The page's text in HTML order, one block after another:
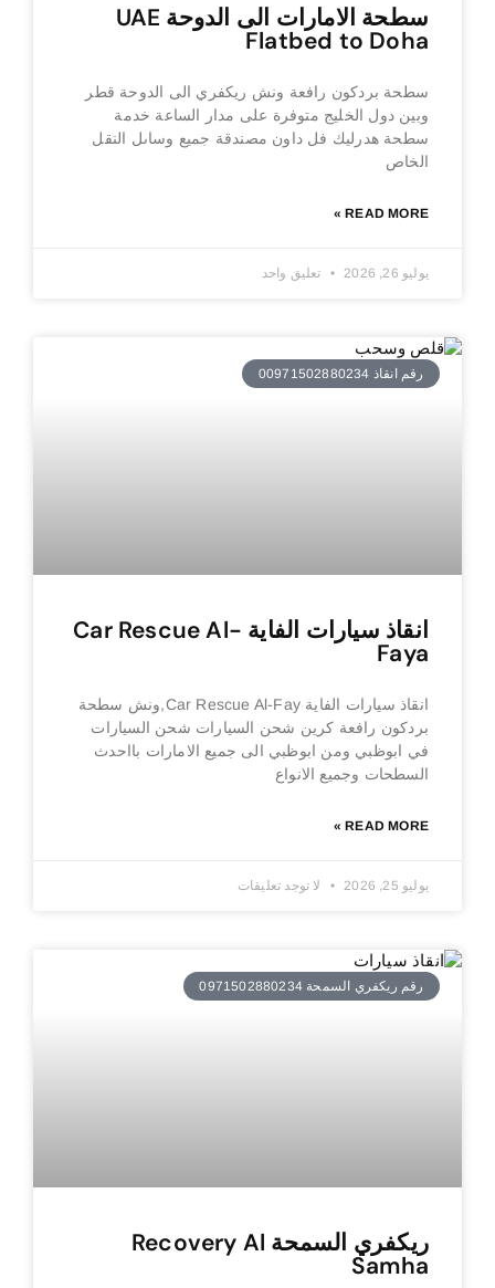
سطحة الامارات الى الدوحة UAE
Flatbed to Doha
سطحة بردكون رافعة ونش ريكفري الى الدوحة قطر
وبين دول الخليج متوفرة على مدار الساعة خدمة
سطحة هدرليك فل داون مصندقة جميع وساىل النقل
الخاص
READ MORE »
يوليو 26, 2026 تعليق واحد
رقم انقاذ 00971502880234
انقاذ سيارات الفاية Car Rescue Al-
Faya
انقاذ سيارات الفاية Car Rescue Al-Fay,ونش سطحة
بردكون رافعة كرين شحن السيارات شحن السيارات
في ابوظبي ومن ابوظبي الى جميع الامارات بااحدث
السطحات وجميع الانواع
READ MORE »
يوليو 25, 2026 لا توجد تعليقات
رقم ريكفري السمحة 0971502880234
ريكفري السمحة Recovery Al
Samha